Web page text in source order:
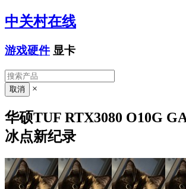
中关村在线
游戏硬件 显卡
×
华硕TUF RTX3080 O10G
冰点新纪录